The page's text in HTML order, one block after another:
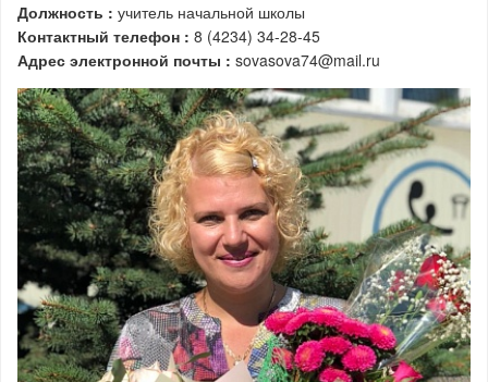
Должность : учитель начальной школы
Контактный телефон : 8 (4234) 34-28-45
Адрес электронной почты : sovasova74@mail.ru